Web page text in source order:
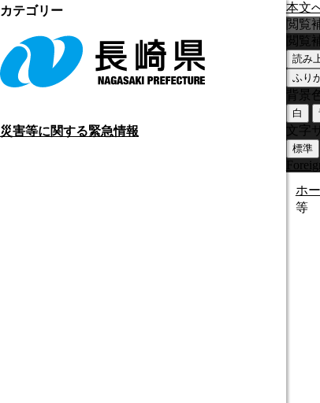
本文
災害等に関する緊急情報
閲覧
閲覧
読み
ふり
背景
白
文字
標準
ホ
等
カテゴリー